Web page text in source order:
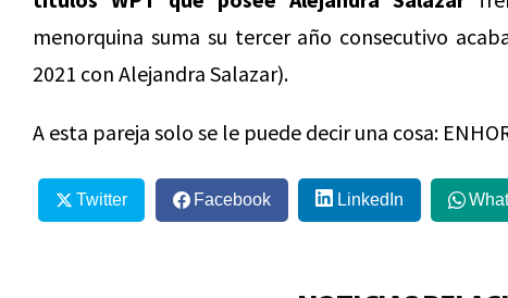
menorquina suma su tercer año consecutivo
2021 con Alejandra Salazar).
A esta pareja solo se le puede decir una cosa:
Twitter Facebook LinkedIn